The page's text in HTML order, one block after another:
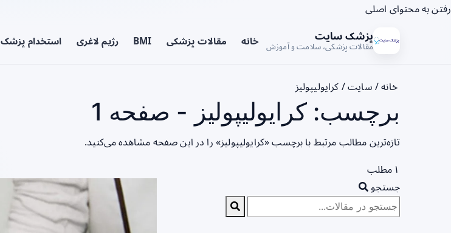
رفتن به محتوای اصلی
پزشک سایت
مقالات پزشکی، سلامت و آموزش خانه مقالات پزشکی BMI رژیم لاغری استخدام پزشک
خانه/ سایت/ کرایولیپولیز
برچسب: کرایولیپولیز - صفحه 1
تازه‌ترین مطالب مرتبط با برچسب «کرایولیپولیز» را در این صفحه مشاهده می‌کنید.
۱ مطلب
جستجو